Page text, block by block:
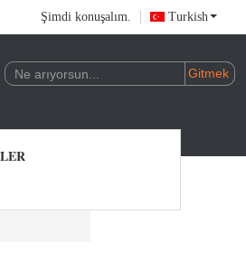
Şimdi konuşalım. Turkish